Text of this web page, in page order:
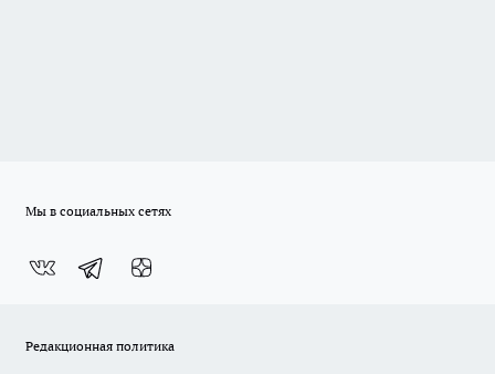
Мы в социальных сетях
Редакционная политика